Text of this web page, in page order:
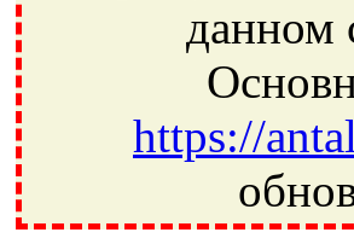
данном
https://